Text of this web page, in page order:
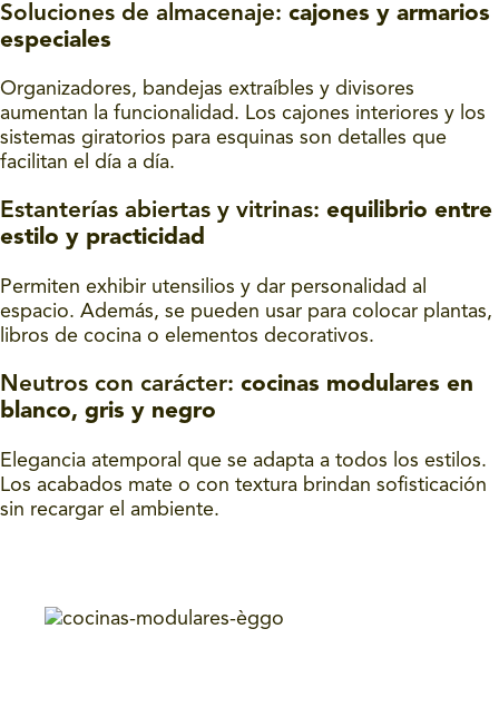
Soluciones de almacenaje: cajones y armarios
especiales
Organizadores, bandejas extraíbles y divisores
aumentan la funcionalidad. Los cajones interiores y los
sistemas giratorios para esquinas son detalles que
facilitan el día a día.
Estanterías abiertas y vitrinas: equilibrio entre
estilo y practicidad
Permiten exhibir utensilios y dar personalidad al
espacio. Además, se pueden usar para colocar plantas,
libros de cocina o elementos decorativos.
Neutros con carácter: cocinas modulares en
blanco, gris y negro
Elegancia atemporal que se adapta a todos los estilos.
Los acabados mate o con textura brindan sofisticación
sin recargar el ambiente.